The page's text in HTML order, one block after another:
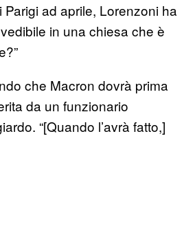
ad aprile, Lorenzoni ha
in una chiesa che è
che Macron dovrà prima
da un funzionario
“[Quando l’avrà fatto,]